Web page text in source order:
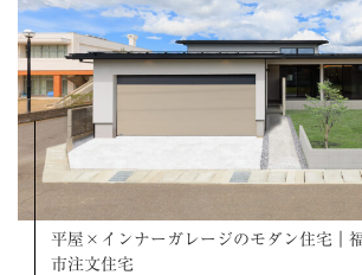
平屋×インナーガレージのモダン住宅｜
市注文住宅